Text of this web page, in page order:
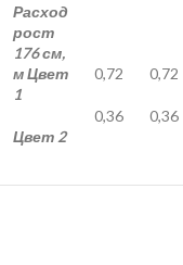
Расход
рост
176 см,
м Цвет
1
Цвет 2
0,72
0,36
0,72
0,36